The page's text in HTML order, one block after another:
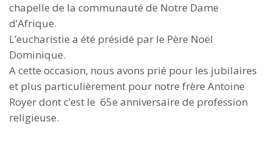
chapelle de la communauté de Notre Dame
d’Afrique.
L’eucharistie a été présidé par le Père Noël
Dominique.
A cette occasion, nous avons prié pour les jubilaires
et plus particulièrement pour notre frère Antoine
Royer dont c’est le 65e anniversaire de profession
religieuse.